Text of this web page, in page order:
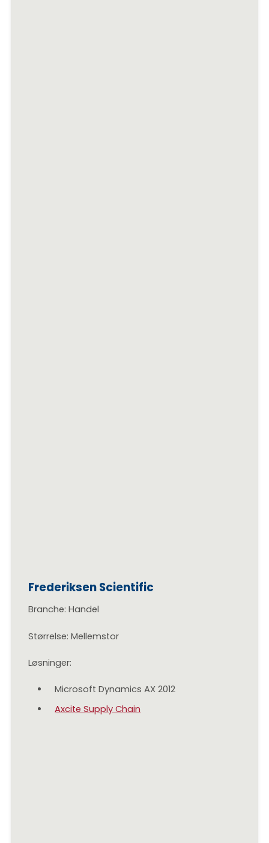
Frederiksen Scientific
Branche: Handel
Størrelse: Mellemstor
Løsninger:
Microsoft Dynamics AX 2012
Axcite Supply Chain